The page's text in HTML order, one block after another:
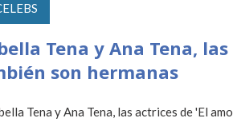
Tena y Ana Tena,
son hermanas